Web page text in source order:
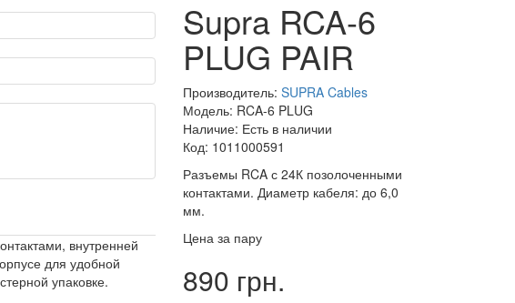
внутренней
для удобной
упаковке.
Supra RCA-6
PLUG PAIR
Производитель:SUPRA Cables
Модель: RCA-6 PLUG
Наличие: Есть в наличии
Код: 1011000591
Разъемы RCA с 24К позолоченными
контактами. Диаметр кабеля: до 6,0
мм.
Цена за пару
890 грн.